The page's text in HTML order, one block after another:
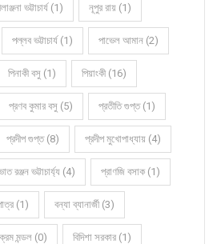
ভট্টাচার্য (1) নূপুর রায় (1)
পল্লব ভট্টাচার্য (1) পাভেল আমান (2)
পিনাকী বসু (1) পিয়াংকী (16)
প্রণব কুমার বসু (5) প্রতীতি গুপ্ত (1)
প্রদীপ গুপ্ত (8) প্রদীপ মুখোপাধ্যায় (4)
রঞ্জন ভট্টাচার্য্য (4) প্রাণজি বসাক (1)
(1) বন্যা ব্যানার্জী (3)
মন্ডল (0) বিদিশা সরকার (1)